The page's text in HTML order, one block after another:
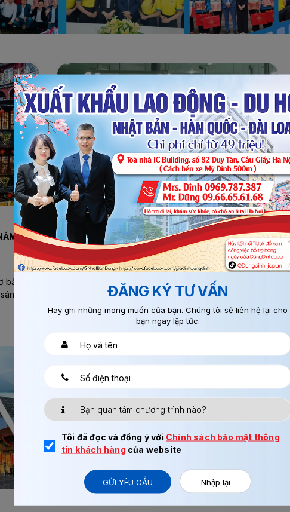
BẬT MÍ CUỘC SỐNG CỦA LAO ĐỘNG VIỆT NAM TẠI
ĐÀI LOAN
Trong nhiều năm trở lại đây xuất khẩu lao động đang
trở thành xu thế của nhiều thế hệ. Không có việc tại
Việt Nam...
ĐĂNG KÝ TƯ VẤN
Hãy ghi những mong muốn của bạn. Chúng tôi sẽ liên hệ lại cho
bạn ngay lập tức.
Tôi đã đọc và đồng ý với Chính sách bảo mật thông
tin khách hàng của website
GỬI YÊU CẦU Nhập lại